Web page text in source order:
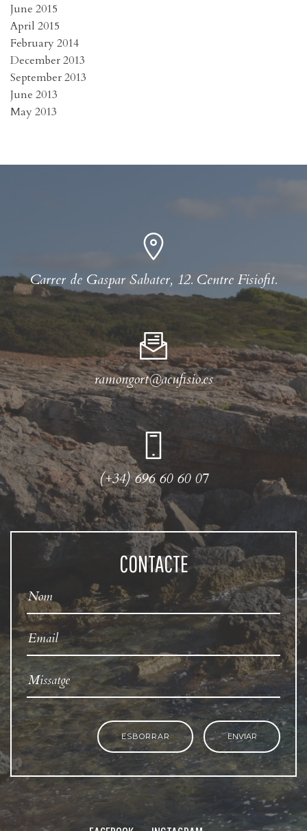
June 2015
April 2015
February 2014
December 2013
September 2013
June 2013
May 2013
Carrer de Gaspar Sabater, 12. Centre Fisiofit.
ramongort@acufisio.es
(+34) 696 60 60 07
CONTACTE
ESBORRAR ENVIAR